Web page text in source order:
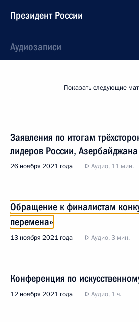
Президент России
Аудиозаписи
Показать следующие
Заявления по итогам
лидеров России,
26 ноября 2021 года Аудио, 11 мин.
Обращение к финалистам
перемена»
13 ноября 2021 года Аудио, 3 мин.
Конференция по
12 ноября 2021 года Аудио, 1 ч.